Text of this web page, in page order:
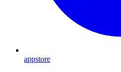
appstore